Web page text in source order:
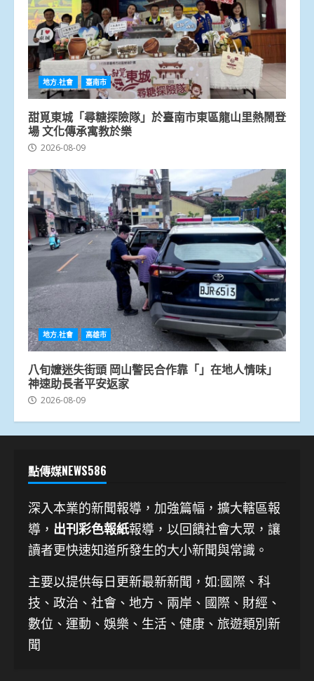
地方.社會 臺南市
甜覓東城「尋糖探險隊」於臺南市東區龍山里熱鬧登
場 文化傳承寓教於樂
2026-08-09
地方.社會 高雄市
八旬嬤迷失街頭 岡山警民合作靠「」在地人情味」
神速助長者平安返家
2026-08-09
點傳媒NEWS586
深入本業的新聞報導，加強篇幅，擴大轄區報
導， 出刊彩色報紙報導，以回饋社會大眾，讓
讀者更快速知道所發生的大小新聞與常識。
主要以提供每日更新最新新聞 ，如:國際、科
技、 政治、社會、地方、兩岸、國際、財經、
數位、運動、娛樂、生活、健康、旅遊類別新
聞